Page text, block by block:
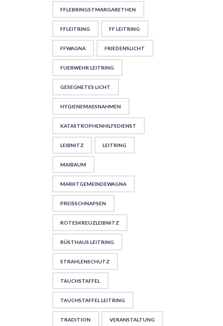
FFLEBRINGSTMARGARETHEN
FFLEITRING FF LEITRING
FFWAGNA FRIEDENSLICHT
FUERWEHR LEITRING
GESEGNETES LICHT
HYGIENEMASSNAHMEN
KATASTROPHENHILFSDIENST
LEIBNITZ LEITRING
MAIBAUM
MARKTGEMEINDEWAGNA
PREISSCHNAPSEN
ROTESKREUZLEIBNITZ
RÜSTHAUS LEITRING
STRAHLENSCHUTZ
TAUCHSTAFFEL
TAUCHSTAFFEL LEITRING
TRADITION VERANSTALTUNG